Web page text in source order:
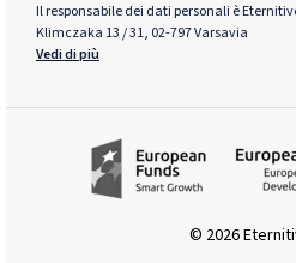
Il responsabile dei dati personali è
Klimczaka 13 / 31, 02-797 Varsavia
Vedi di più
© 2026